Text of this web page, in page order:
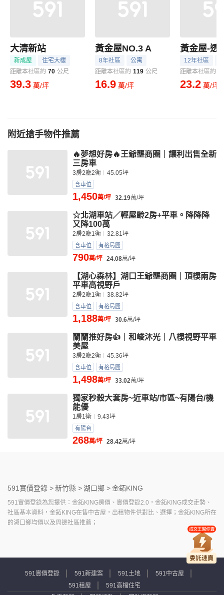
大清新站
新成屋
住宅大樓
距離本社區約 70 公尺
39.3 萬/坪
黃金屋NO.3 A
8年社區
公寓
距離本社區約 119 公尺
16.9 萬/坪
黃金屋-透
12年社區
距離本社區約
23.2 萬/坪
附近搶手物件推薦
🔥夢想好房🔥王爺壟商圈｜讓利出售全新
三房車
3房2廳2衛 45.05坪
含車位
1,450萬/坪 32.19萬/坪
☆北湖車站／輕屋齡2房+平車。降降降
又降100萬
2房2廳1衛 32.81坪
含車位 有格局圖
790萬/坪 24.08萬/坪
【湖心森林】湖口王爺壟商圈｜頂樓兩房
平車高視野戶
2房2廳1衛 38.82坪
含車位 有格局圖
1,188萬/坪 30.6萬/坪
蘭蘭推好房👍｜和峻沐光｜八樓視野平車
美屋
3房2廳2衛 45.36坪
含車位 有格局圖
1,498萬/坪 33.02萬/坪
獨家秒殺大套房~近車站/市區~有陽台/機
能優
1房1衛 9.43坪
有陽台
268萬/坪 28.42萬/坪
591實價登錄 >新竹縣 >湖口鄉 >金鉐KING
591實價登錄為您提供：金鉐KING房價、實價登錄2.0，金鉐KING成交走勢、
社區基本資料，金鉐KING在售中古屋，出租物件供對比、選擇；金鉐KING所在
的湖口鄉均價以及周邊社區推薦；
591實價登錄 591新建案 591土地
591中古屋
591租屋
591高檔住宅